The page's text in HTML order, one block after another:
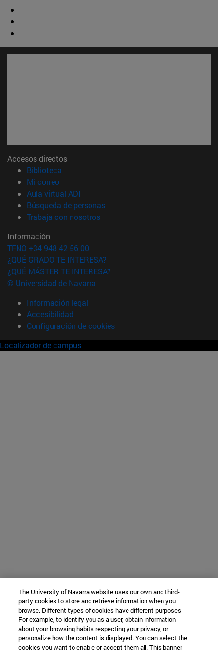
Accesos directos
Biblioteca
Mi correo(abre en nueva ventana)
Aula virtual ADI
Búsqueda de personas(abre en nueva ventana)
Trabaja con nosotros(abre en nueva ventana)
Información
TFNO +34 948 42 56 00
¿QUÉ GRADO TE INTERESA?
¿QUÉ MÁSTER TE INTERESA?
© Universidad de Navarra
Información legal
Accesibilidad
Configuración de cookies
Localizador de campus
The University of Navarra website uses our own and third-
party cookies to store and retrieve information when you
browse. Different types of cookies have different purposes.
For example, to identify you as a user, obtain information
about your browsing habits respecting your privacy, or
personalize how the content is displayed. You can select the
cookies you want to enable or accept them all. This banner